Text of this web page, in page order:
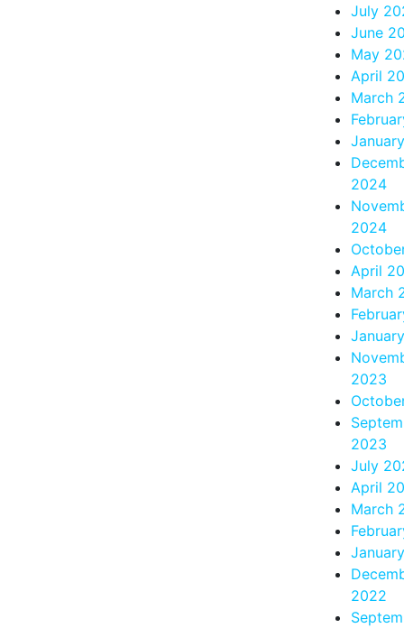
July
June
May
April
March
2024
2024
April
March
2023
2023
July
April
March
2022